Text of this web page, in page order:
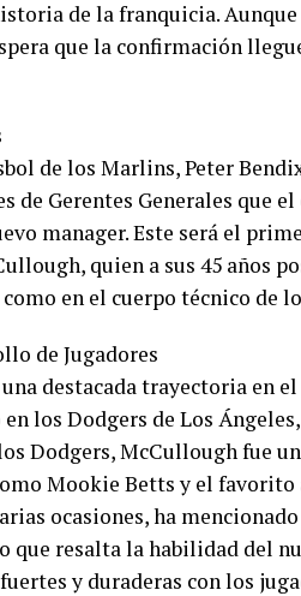
de la franquicia.
que la confirmación
de los Marlins, Peter
de Gerentes Generales que
manager. Este será el
quien a sus 45 años
en el cuerpo técnico de
de Jugadores
destacada trayectoria en
los Dodgers de Los
Dodgers, McCullough fue
Mookie Betts y el favorito
ocasiones, ha
que resalta la habilidad del
y duraderas con los